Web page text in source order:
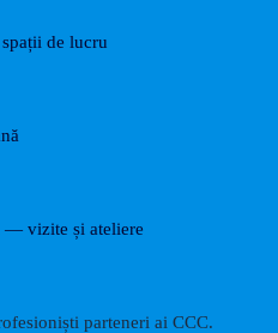
de lucru
— vizite și ateliere
parteneri ai CCC.